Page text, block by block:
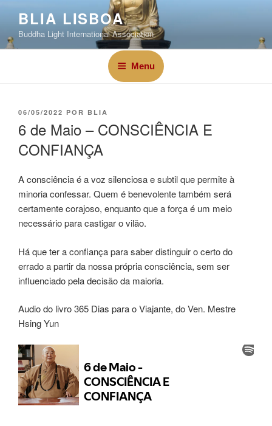
BLIA LISBOA
Buddha Light International Association
Menu
06/05/2022 POR BLIA
6 de Maio – CONSCIÊNCIA E
CONFIANÇA
A consciência é a voz silenciosa e subtil que permite à
minoria confessar. Quem é benevolente também será
certamente corajoso, enquanto que a força é um meio
necessário para castigar o vilão.
Há que ter a confiança para saber distinguir o certo do
errado a partir da nossa própria consciência, sem ser
influenciado pela decisão da maioria.
Audio do livro 365 Dias para o Viajante, do Ven. Mestre
Hsing Yun